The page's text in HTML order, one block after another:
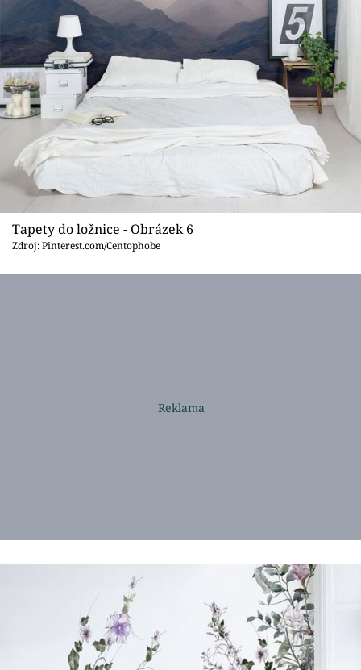
Tapety do ložnice - Obrázek 6
Zdroj: Pinterest.com/Centophobe